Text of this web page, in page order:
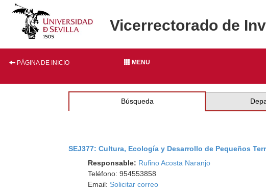
Vicerrectorado de
PÁGINA DE INICIO MENU
Búsqueda
SEJ377: Cultura, Ecología y Desarrollo de Pequeños
Responsable: Rufino Acosta Naranjo
Teléfono: 954553858
Email: Solicitar correo